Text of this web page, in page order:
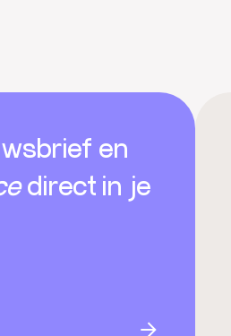
en
direct in je